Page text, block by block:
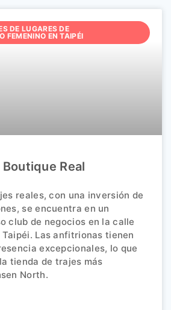
DE LUGARES DE
FEMENINO EN TAIPÉI
Real
reales, con una inversión de
se encuentra en un
club de negocios en la calle
Las anfitrionas tienen
excepcionales, lo que
tienda de trajes más
North.